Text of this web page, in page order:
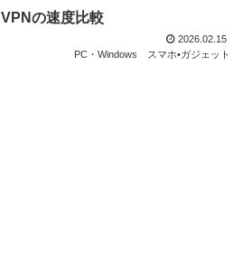
の速度比較
2026.02.15
PC・Windows
スマホ•ガジェット